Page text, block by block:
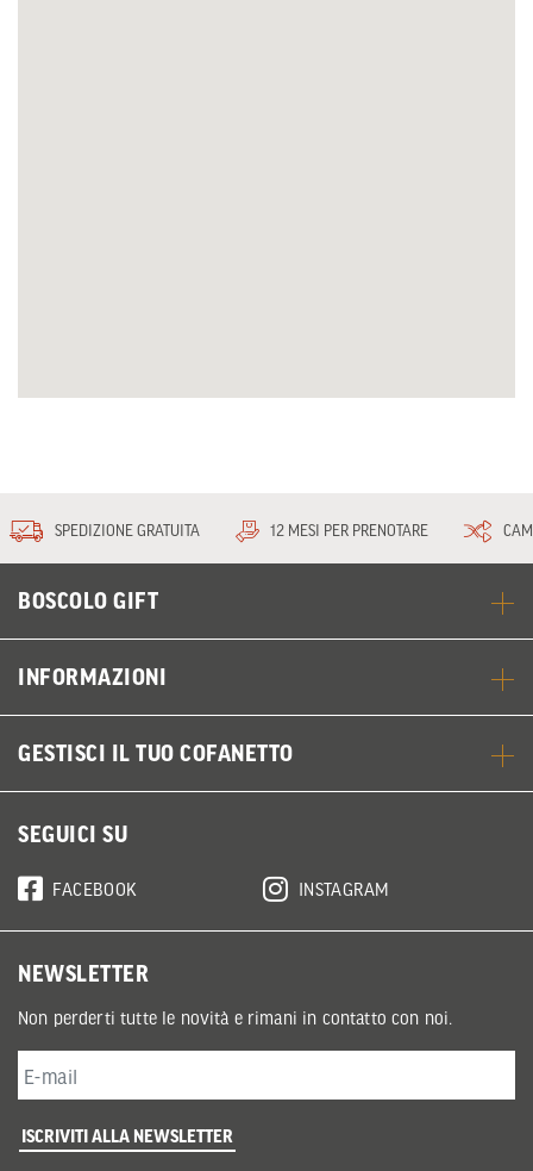
SPEDIZIONE GRATUITA 12 MESI PER PRENOTARE
BOSCOLO GIFT
INFORMAZIONI
GESTISCI IL TUO COFANETTO
SEGUICI SU
FACEBOOK INSTAGRAM
NEWSLETTER
Non perderti tutte le novità e rimani in contatto con noi.
ISCRIVITI ALLA NEWSLETTER